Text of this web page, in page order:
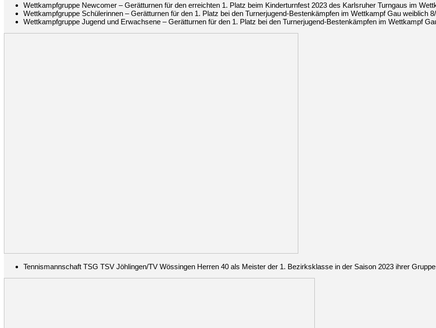
Wettkampfgruppe Newcomer – Gerätturnen für den erreichten 1. Platz beim Kinderturnfest 2023 des Karlsruher Turngaus im
Wettkampfgruppe Schülerinnen – Gerätturnen für den 1. Platz bei den Turnerjugend-Bestenkämpfen im Wettkampf Gau weiblich
Wettkampfgruppe Jugend und Erwachsene – Gerätturnen für den 1. Platz bei den Turnerjugend-Bestenkämpfen im Wettkampf
Tennismannschaft TSG TSV Jöhlingen/TV Wössingen Herren 40 als Meister der 1. Bezirksklasse in der Saison 2023 ihrer